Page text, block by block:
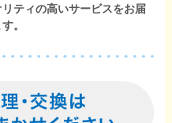
ティの高いサービスをお届
。